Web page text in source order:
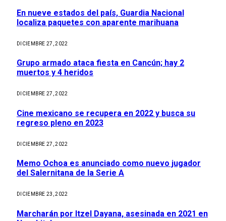
En nueve estados del país, Guardia Nacional
localiza paquetes con aparente marihuana
DICIEMBRE 27, 2022
Grupo armado ataca fiesta en Cancún; hay 2
muertos y 4 heridos
DICIEMBRE 27, 2022
Cine mexicano se recupera en 2022 y busca su
regreso pleno en 2023
DICIEMBRE 27, 2022
Memo Ochoa es anunciado como nuevo jugador
del Salernitana de la Serie A
DICIEMBRE 23, 2022
Marcharán por Itzel Dayana, asesinada en 2021 en